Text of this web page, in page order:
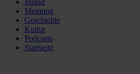
Inland
Meinung
Geschichte
Kultur
Podcasts
Startseite